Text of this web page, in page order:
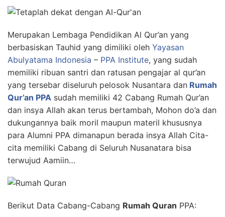
Merupakan Lembaga Pendidikan Al Qur’an yang
berbasiskan Tauhid yang dimiliki oleh Yayasan
Abulyatama Indonesia – PPA Institute, yang sudah
memiliki ribuan santri dan ratusan pengajar al qur’an
yang tersebar diseluruh pelosok Nusantara dan Rumah
Qur’an PPA sudah memiliki 42 Cabang Rumah Qur’an
dan insya Allah akan terus bertambah, Mohon do’a dan
dukungannya baik moril maupun materil khususnya
para Alumni PPA dimanapun berada insya Allah Cita-
cita memiliki Cabang di Seluruh Nusanatara bisa
terwujud Aamiin…
Berikut Data Cabang-Cabang Rumah Quran PPA: